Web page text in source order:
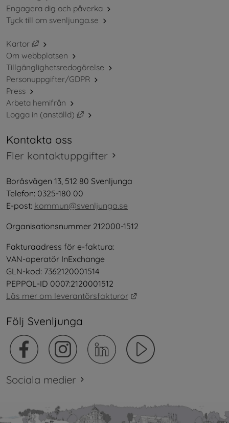
Engagera dig och påverka
Tyck till om svenljunga.se
Kartor
Länk till annan webbplats, öppnas i nytt fönster.
Om webbplatsen
Tillgänglighetsredogörelse
Personuppgifter/GDPR
Press
Arbeta hemifrån
Logga in (anställd)
Länk till annan webbplats, öppnas i nytt
Kontakta oss
Fler kontaktuppgifter
Boråsvägen 13, 512 80 Svenljunga
Telefon: 0325-180 00
E-post: kommun@svenljunga.se
Organisationsnummer 212000-1512
Fakturaadress för e-faktura:
VAN-operatör InExchange
GLN-kod: 7362120001514
PEPPOL-ID 0007:2120001512
Läs mer om leverantörsfakturor
Följ Svenljunga
Sociala medier